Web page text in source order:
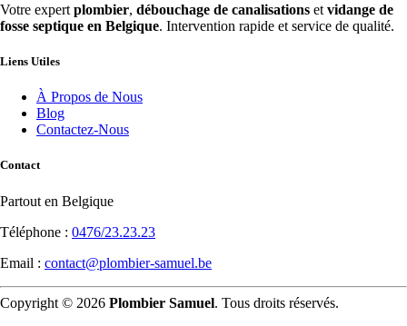
Votre expert plombier, débouchage de canalisations et vidange de
fosse septique en Belgique. Intervention rapide et service de qualité.
Liens Utiles
À Propos de Nous
Blog
Contactez-Nous
Contact
Partout en Belgique
Téléphone : 0476/23.23.23
Email : contact@plombier-samuel.be
Copyright © 2026 Plombier Samuel. Tous droits réservés.